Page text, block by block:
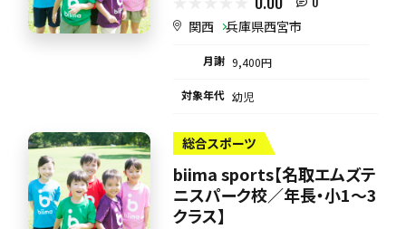
関西 兵庫県西宮市
月謝 9,400円
対象年代 幼児
総合スポーツ
biima sports【名取エムズテ
ニスパーク校／年長・小1〜3
クラス】